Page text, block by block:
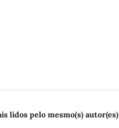
lidos pelo mesmo(s) autor(es)